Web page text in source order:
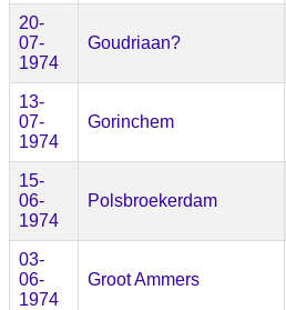
20-
07-
1974
Goudriaan?
13-
07-
1974
Gorinchem
15-
06-
1974
Polsbroekerdam
03-
06-
1974
Groot Ammers